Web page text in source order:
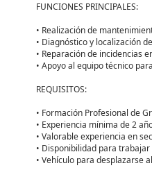
FUNCIONES PRINCIPALES:
• Realización de
• Diagnóstico y localización
• Reparación de incidencias
• Apoyo al equipo técnico
REQUISITOS:
• Formación Profesional de
• Experiencia mínima de 2
• Valorable experiencia en
• Disponibilidad para
• Vehículo para desplazarse